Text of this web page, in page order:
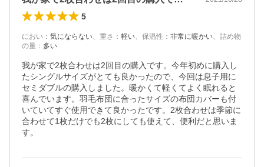
5
におい ： 気にならない、 重さ ： 軽い、 保温性 ： 非常に暖かい、 詰め物
の量 ： 多い
我が家で2枚合わせは2回目の購入です。今年初めに購入し
たシングルサイズがとても良かったので、今回は息子用に
セミダブルの購入しました。暖かくて軽くてよく眠れると
喜んでいます。羽毛布団に合ったサイズの布団カバーも付
いていてすぐ使用できて良かったです。2枚合わせは季節に
合わせて1枚だけでも2枚にしても使えて、便利だと思いま
す。